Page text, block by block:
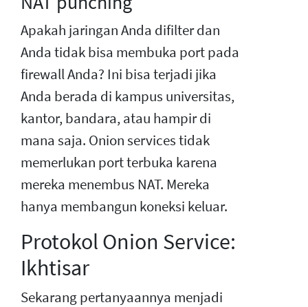
Apakah jaringan Anda difilter dan
Anda tidak bisa membuka port pada
firewall Anda? Ini bisa terjadi jika
Anda berada di kampus universitas,
kantor, bandara, atau hampir di
mana saja. Onion services tidak
memerlukan port terbuka karena
mereka menembus NAT. Mereka
hanya membangun koneksi keluar.
Protokol Onion Service:
Ikhtisar
Sekarang pertanyaannya menjadi